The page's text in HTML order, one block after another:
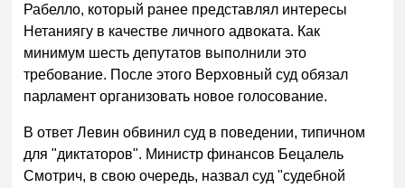
Рабелло, который ранее представлял интересы
Нетаниягу в качестве личного адвоката. Как
минимум шесть депутатов выполнили это
требование. После этого Верховный суд обязал
парламент организовать новое голосование.
В ответ Левин обвинил суд в поведении, типичном
для "диктаторов". Министр финансов Бецалель
Смотрич, в свою очередь, назвал суд "судебной